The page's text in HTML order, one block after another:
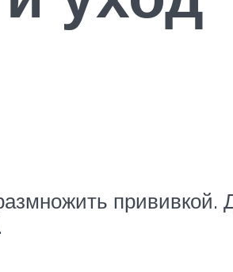
прививкой.